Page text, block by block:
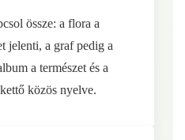
össze: a flora a
jelenti, a graf pedig a
a természet és a
közös nyelve.